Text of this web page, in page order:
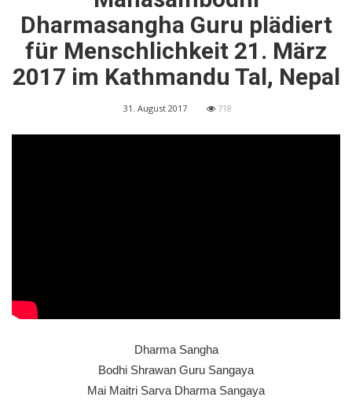
Dharmasangha Guru plädiert
für Menschlichkeit 21. März
2017 im Kathmandu Tal, Nepal
31. August 2017 718
Dharma Sangha
Bodhi Shrawan Guru Sangaya
Mai Maitri Sarva Dharma Sangaya